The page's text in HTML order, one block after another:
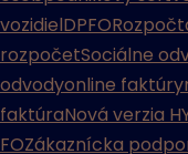
vozidielDPFO
rozpočetSociálne
odvodyonline faktúry
faktúraNová verzia
FOZákaznícka